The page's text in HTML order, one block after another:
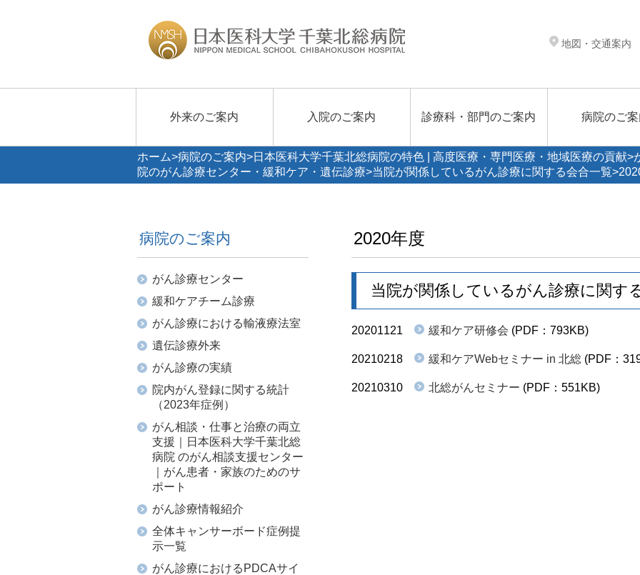
地図・交通案内
外来のご案内 入院のご案内 診療科・部門のご案内 病院のご
ホーム>病院のご案内>日本医科大学千葉北総病院の特色 | 高度医療・専門医療・地域医療の貢献>
院のがん診療センター・緩和ケア・遺伝診療>当院が関係しているがん診療に関する会合一覧
病院のご案内
がん診療センター
緩和ケアチーム診療
がん診療における輸液療法室
遺伝診療外来
がん診療の実績
院内がん登録に関する統計
（2023年症例）
がん相談・仕事と治療の両立
支援｜日本医科大学千葉北総
病院 のがん相談支援センター
｜がん患者・家族のためのサ
ポート
がん診療情報紹介
全体キャンサーボード症例提
示一覧
がん診療におけるPDCAサイ
2020年度
当院が関係しているがん診療に関す
20201121 緩和ケア研修会 (PDF：793KB)
20210218 緩和ケアWebセミナー in 北総 (PDF：
20210310 北総がんセミナー (PDF：551KB)